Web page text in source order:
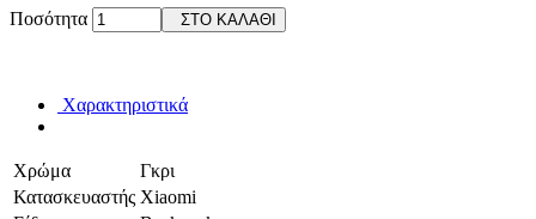
Ποσότητα
ΣΤΟ ΚΑΛΑΘΙ
Χαρακτηριστικά
Χρώμα
Γκρι
Κατασκευαστής Xiaomi